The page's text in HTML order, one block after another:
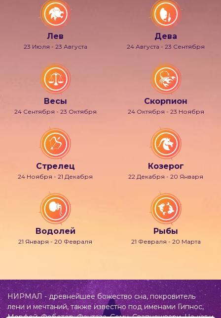
Лев
23 Июля - 23 Августа
Дева
24 Августа - 23 Сентября
Весы
24 Сентября - 23 Октября
Скорпион
24 Октября - 23 Ноября
Стрелец
24 Ноября - 21 Декабря
Козерог
22 Декабря - 20 Января
Водолей
21 Января - 20 Февраля
Рыбы
21 Февраля - 20 Марта
НИРМАЛ - древнейшее божество сна, покровитель
лени и мечтаний, также известно под именами Гипнос,